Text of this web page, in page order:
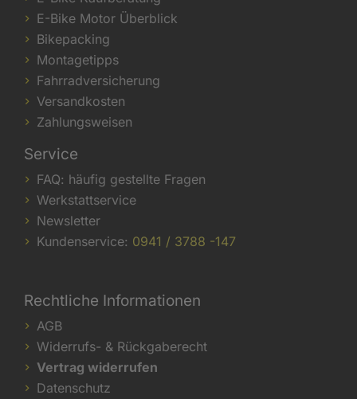
E-Bike Motor Überblick
Bikepacking
Montagetipps
Fahrradversicherung
Versandkosten
Zahlungsweisen
Service
FAQ: häufig gestellte Fragen
Werkstattservice
Newsletter
Kundenservice: 0941 / 3788 -147
Rechtliche Informationen
AGB
Widerrufs- & Rückgaberecht
Vertrag widerrufen
Datenschutz